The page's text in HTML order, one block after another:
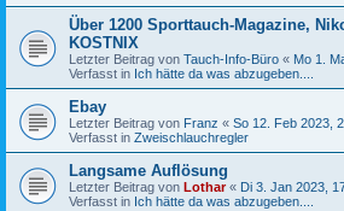
Über 1200 Sporttauch-Magazine,
KOSTNIX
Letzter Beitrag von Tauch-Info-Büro « Mo 1.
Verfasst in Ich hätte da was abzugeben....
Ebay
Letzter Beitrag von Franz « So 12. Feb 2023,
Verfasst in Zweischlauchregler
Langsame Auflösung
Letzter Beitrag von Lothar« Di 3. Jan 2023,
Verfasst in Ich hätte da was abzugeben....